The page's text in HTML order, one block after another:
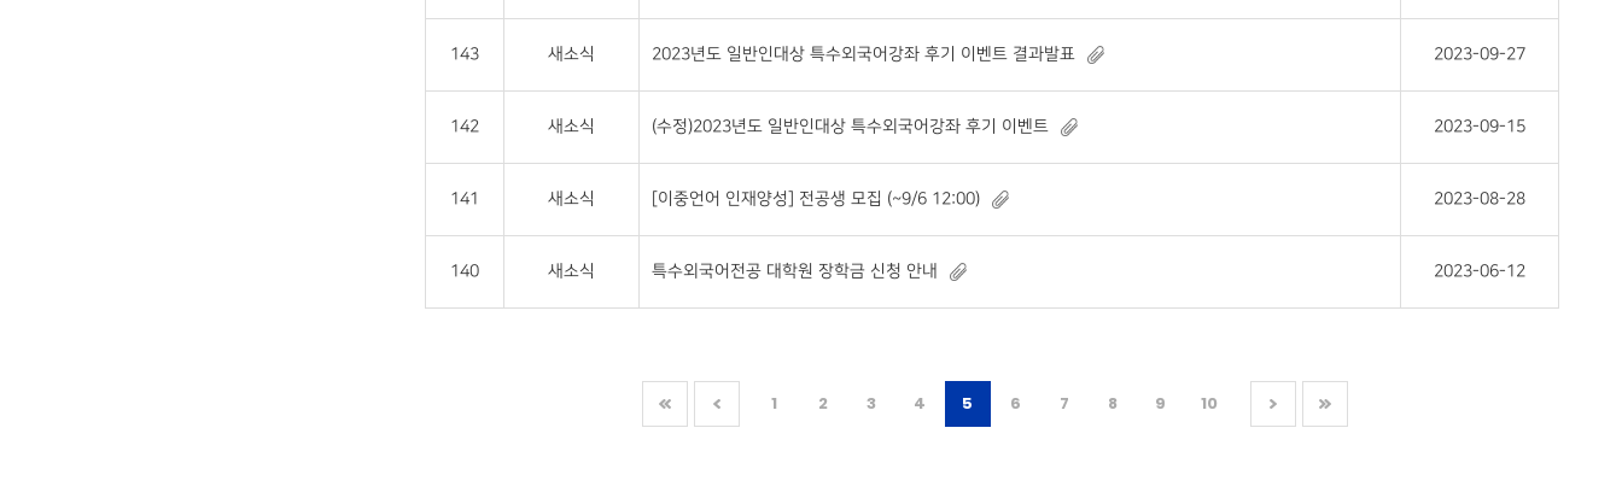
143 새소식 2023년도 일반인대상 특수외국어강좌 후기 이벤트 결과발표 2023-09-27
142 새소식 (수정)2023년도 일반인대상 특수외국어강좌 후기 이벤트 2023-09-15
141 새소식 [이중언어 인재양성] 전공생 모집 (~9/6 12:00) 2023-08-28
140 새소식 특수외국어전공 대학원 장학금 신청 안내 2023-06-12
1 2 3 4 5 6 7 8 9 10